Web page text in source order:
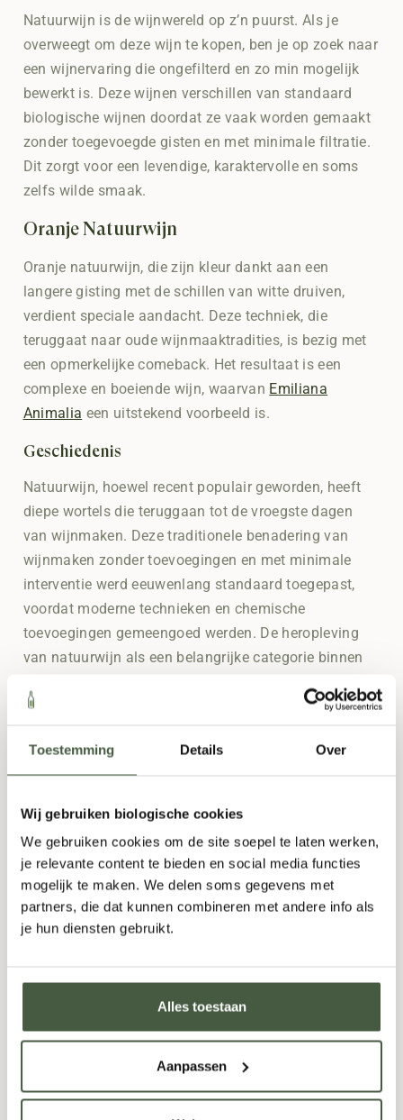
Toestemming Details Over
Wij gebruiken biologische cookies
We gebruiken cookies om de site soepel te laten werken,
je relevante content te bieden en social media functies
mogelijk te maken. We delen soms gegevens met
partners, die dat kunnen combineren met andere info als
je hun diensten gebruikt.
Alles toestaan
Aanpassen
Natuurwijn is de wijnwereld op z’n puurst. Als je
overweegt om deze wijn te kopen, ben je op zoek naar
een wijnervaring die ongefilterd en zo min mogelijk
bewerkt is. Deze wijnen verschillen van standaard
biologische wijnen doordat ze vaak worden gemaakt
zonder toegevoegde gisten en met minimale filtratie.
Dit zorgt voor een levendige, karaktervolle en soms
zelfs wilde smaak.
Oranje Natuurwijn
Oranje natuurwijn, die zijn kleur dankt aan een
langere gisting met de schillen van witte druiven,
verdient speciale aandacht. Deze techniek, die
teruggaat naar oude wijnmaaktradities, is bezig met
een opmerkelijke comeback. Het resultaat is een
complexe en boeiende wijn, waarvan Emiliana
Animalia een uitstekend voorbeeld is.
Geschiedenis
Natuurwijn, hoewel recent populair geworden, heeft
diepe wortels die teruggaan tot de vroegste dagen
van wijnmaken. Deze traditionele benadering van
wijnmaken zonder toevoegingen en met minimale
interventie werd eeuwenlang standaard toegepast,
voordat moderne technieken en chemische
toevoegingen gemeengoed werden. De heropleving
van natuurwijn als een belangrijke categorie binnen
oude methoden, gedreven door een groeiende
die de essentie van zijn oorsprong uitdrukt.
Wijn
Het onderscheid tussen natuurwijnen en reguliere
biologische wijnen ligt vooral in het productieproces.
Beide worden gemaakt van biologisch geteelde
druiven, maar bij natuurwijnen zijn de toevoegingen
Dus, of je nu een doorgewinterde wijnliefhebber bent
of een nieuwkomer in deze fascinerende wereld,
anders niet krijgt. Ze zijn een directe verbinding met